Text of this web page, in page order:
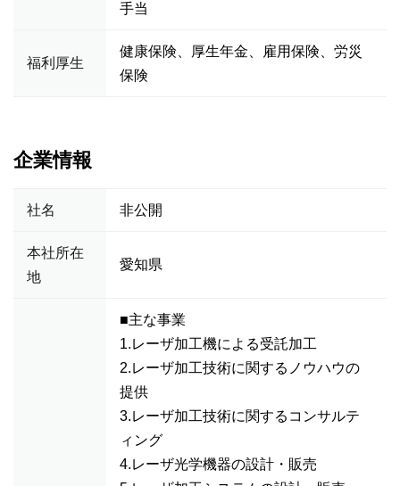
手当
福利厚生
健康保険、厚生年金、雇用保険、労災
保険
企業情報
社名 非公開
本社所在
地
愛知県
■主な事業
1.レーザ加工機による受託加工
2.レーザ加工技術に関するノウハウの
提供
3.レーザ加工技術に関するコンサルテ
ィング
4.レーザ光学機器の設計・販売